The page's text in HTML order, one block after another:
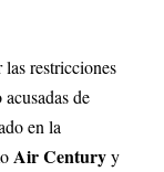
restricciones
de
en la
Air Centuryy